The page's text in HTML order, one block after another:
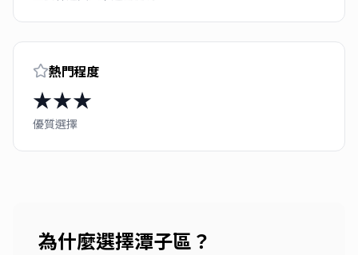
熱門程度
★★★
優質選擇
為什麼選擇潭子區 ？